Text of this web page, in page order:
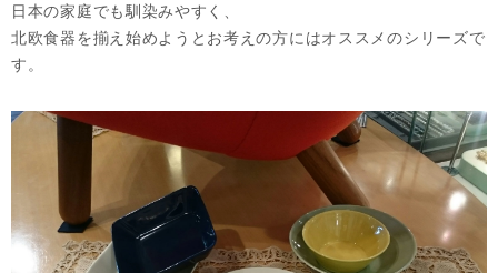
日本の家庭でも馴染みやすく、
北欧食器を揃え始めようとお考えの方にはオススメのシリーズで
す。